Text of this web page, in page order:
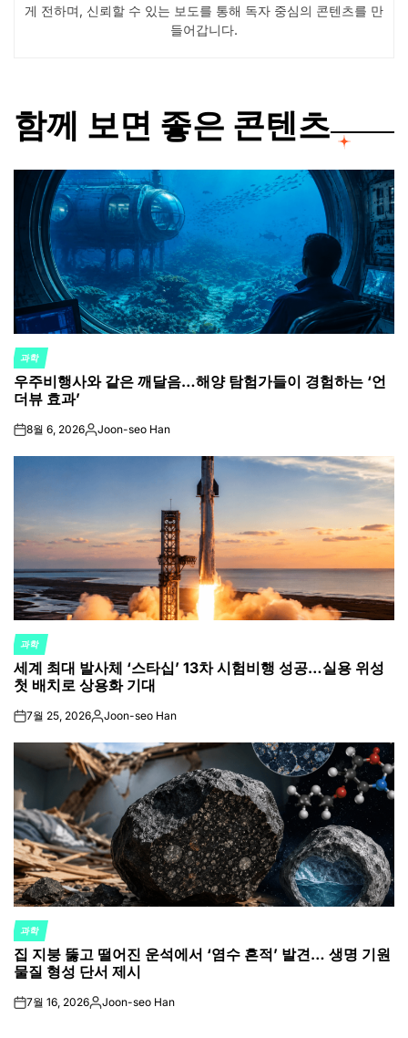
게 전하며, 신뢰할 수 있는 보도를 통해 독자 중심의 콘텐츠를 만
들어갑니다.
함께 보면 좋은 콘텐츠
POSTED
IN
과학
우주비행사와 같은 깨달음…해양 탐험가들이 경험하는 ‘언
더뷰 효과’
on8월 6, 2026Posted
Joon-seo Han
POSTED
IN
과학
세계 최대 발사체 ‘스타십’ 13차 시험비행 성공…실용 위성
첫 배치로 상용화 기대
on7월 25, 2026Posted
Joon-seo Han
POSTED
IN
과학
집 지붕 뚫고 떨어진 운석에서 ‘염수 흔적’ 발견… 생명 기원
물질 형성 단서 제시
on7월 16, 2026Posted
Joon-seo Han